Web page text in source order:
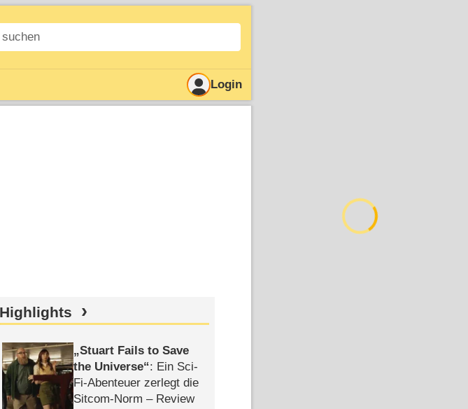
Login
Highlights
Stuart Fails to Save
the Universe : Ein Sci-
Fi-Abenteuer zerlegt die
Sitcom-Norm – Review